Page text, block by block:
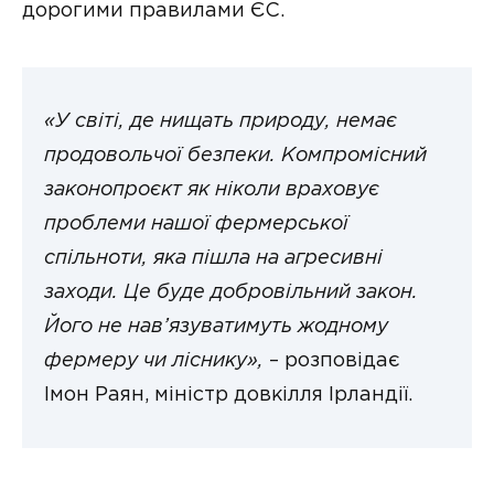
дорогими правилами ЄС.
«У світі, де нищать природу, немає
продовольчої безпеки. Компромісний
законопроєкт як ніколи враховує
проблеми нашої фермерської
спільноти, яка пішла на агресивні
заходи. Це буде добровільний закон.
Його не нав’язуватимуть жодному
фермеру чи ліснику», – розповідає
Імон Раян, міністр довкілля Ірландії.